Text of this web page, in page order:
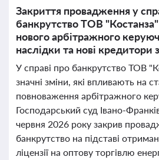
Закриття провадження у
банкрутство ТОВ
нового арбітражного
наслідки та нові кредитори
У справі про банкрутство ТОВ
значні зміни, які впливають на
повноваження арбітражного
Господарський суд Івано-
червня 2026 року закрив
банкрутство на підставі
ліцензії на оптову торгівлю